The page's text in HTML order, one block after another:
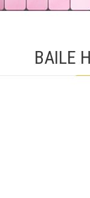
BAILE